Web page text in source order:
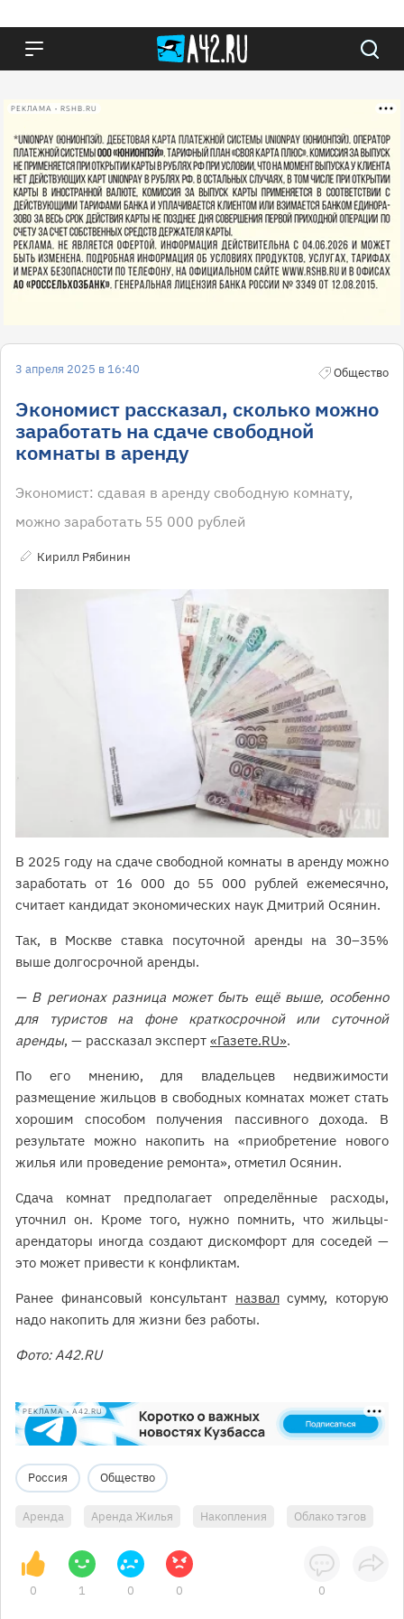
РЕКЛАМА • RSHB.RU
3 апреля 2025 в 16:40 Общество
Экономист рассказал, сколько можно
заработать на сдаче свободной
комнаты в аренду
Экономист: сдавая в аренду свободную комнату,
можно заработать 55 000 рублей
Кирилл Рябинин
В 2025 году на сдаче свободной комнаты в аренду можно
заработать от 16 000 до 55 000 рублей ежемесячно,
считает кандидат экономических наук Дмитрий Осянин.
Так, в Москве ставка посуточной аренды на 30–35%
выше долгосрочной аренды.
— В регионах разница может быть ещё выше, особенно
для туристов на фоне краткосрочной или суточной
аренды, — рассказал эксперт «Газете.RU».
По его мнению, для владельцев недвижимости
размещение жильцов в свободных комнатах может стать
хорошим способом получения пассивного дохода. В
результате можно накопить на «приобретение нового
жилья или проведение ремонта», отметил Осянин.
Сдача комнат предполагает определённые расходы,
уточнил он. Кроме того, нужно помнить, что жильцы-
арендаторы иногда создают дискомфорт для соседей —
это может привести к конфликтам.
Ранее финансовый консультант назвалсумму, которую
надо накопить для жизни без работы.
Фото: А42.RU
РЕКЛАМА • A42.RU
Россия Общество
Аренда Аренда Жилья Накопления Облако тэгов
0 1 0 0 0